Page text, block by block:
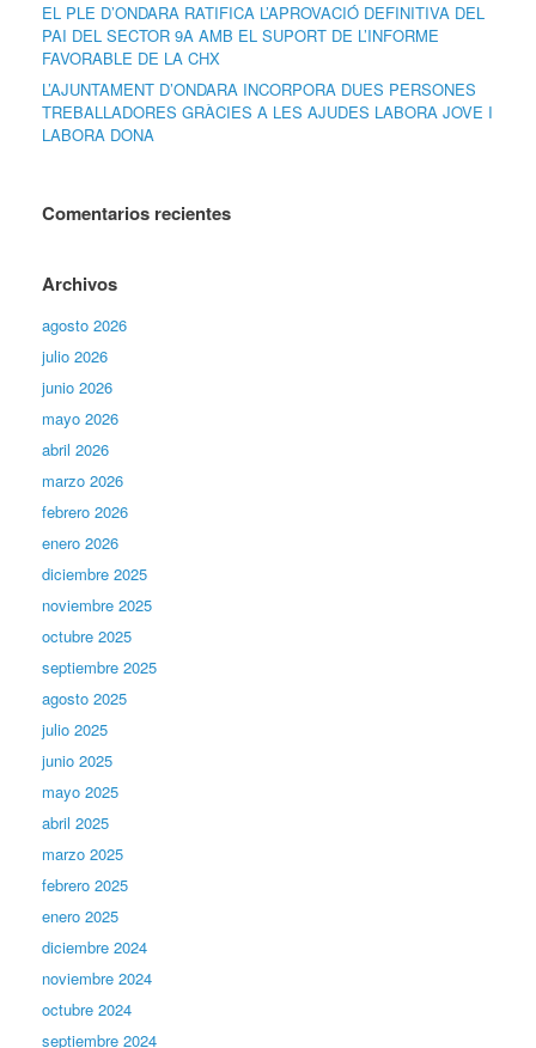
EL PLE D’ONDARA RATIFICA L’APROVACIÓ DEFINITIVA DEL
PAI DEL SECTOR 9A AMB EL SUPORT DE L’INFORME
FAVORABLE DE LA CHX
L’AJUNTAMENT D’ONDARA INCORPORA DUES PERSONES
TREBALLADORES GRÀCIES A LES AJUDES LABORA JOVE I
LABORA DONA
Comentarios recientes
Archivos
agosto 2026
julio 2026
junio 2026
mayo 2026
abril 2026
marzo 2026
febrero 2026
enero 2026
diciembre 2025
noviembre 2025
octubre 2025
septiembre 2025
agosto 2025
julio 2025
junio 2025
mayo 2025
abril 2025
marzo 2025
febrero 2025
enero 2025
diciembre 2024
noviembre 2024
octubre 2024
septiembre 2024